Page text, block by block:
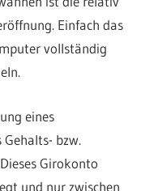
Einfach das
vollständig
eines
bzw.
Girokonto
und nur zwischen